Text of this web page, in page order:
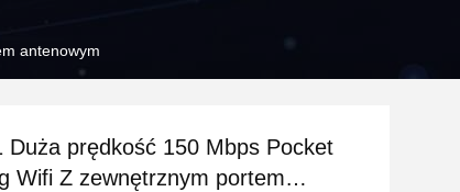
antenowym
Duża prędkość 150 Mbps Pocket
Wifi Z zewnętrznym portem